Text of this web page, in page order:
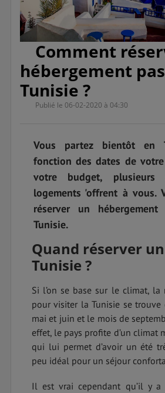
Comment
hébergement
Tunisie ?
Publié le 06-02-2020 à 04:30
Vous partez bientôt en
fonction des dates de
votre budget, plusieurs
logements 'offrent à vous.
réserver un
Tunisie.
Quand réserver
Tunisie ?
Si l’on se base sur le climat, la
pour visiter la Tunisie se
mai et juin et le mois de
effet, le pays profite d’un climat
qui lui permet d’avoir un été
peu idéal pour un séjour
Il est vrai cependant qu’il y a